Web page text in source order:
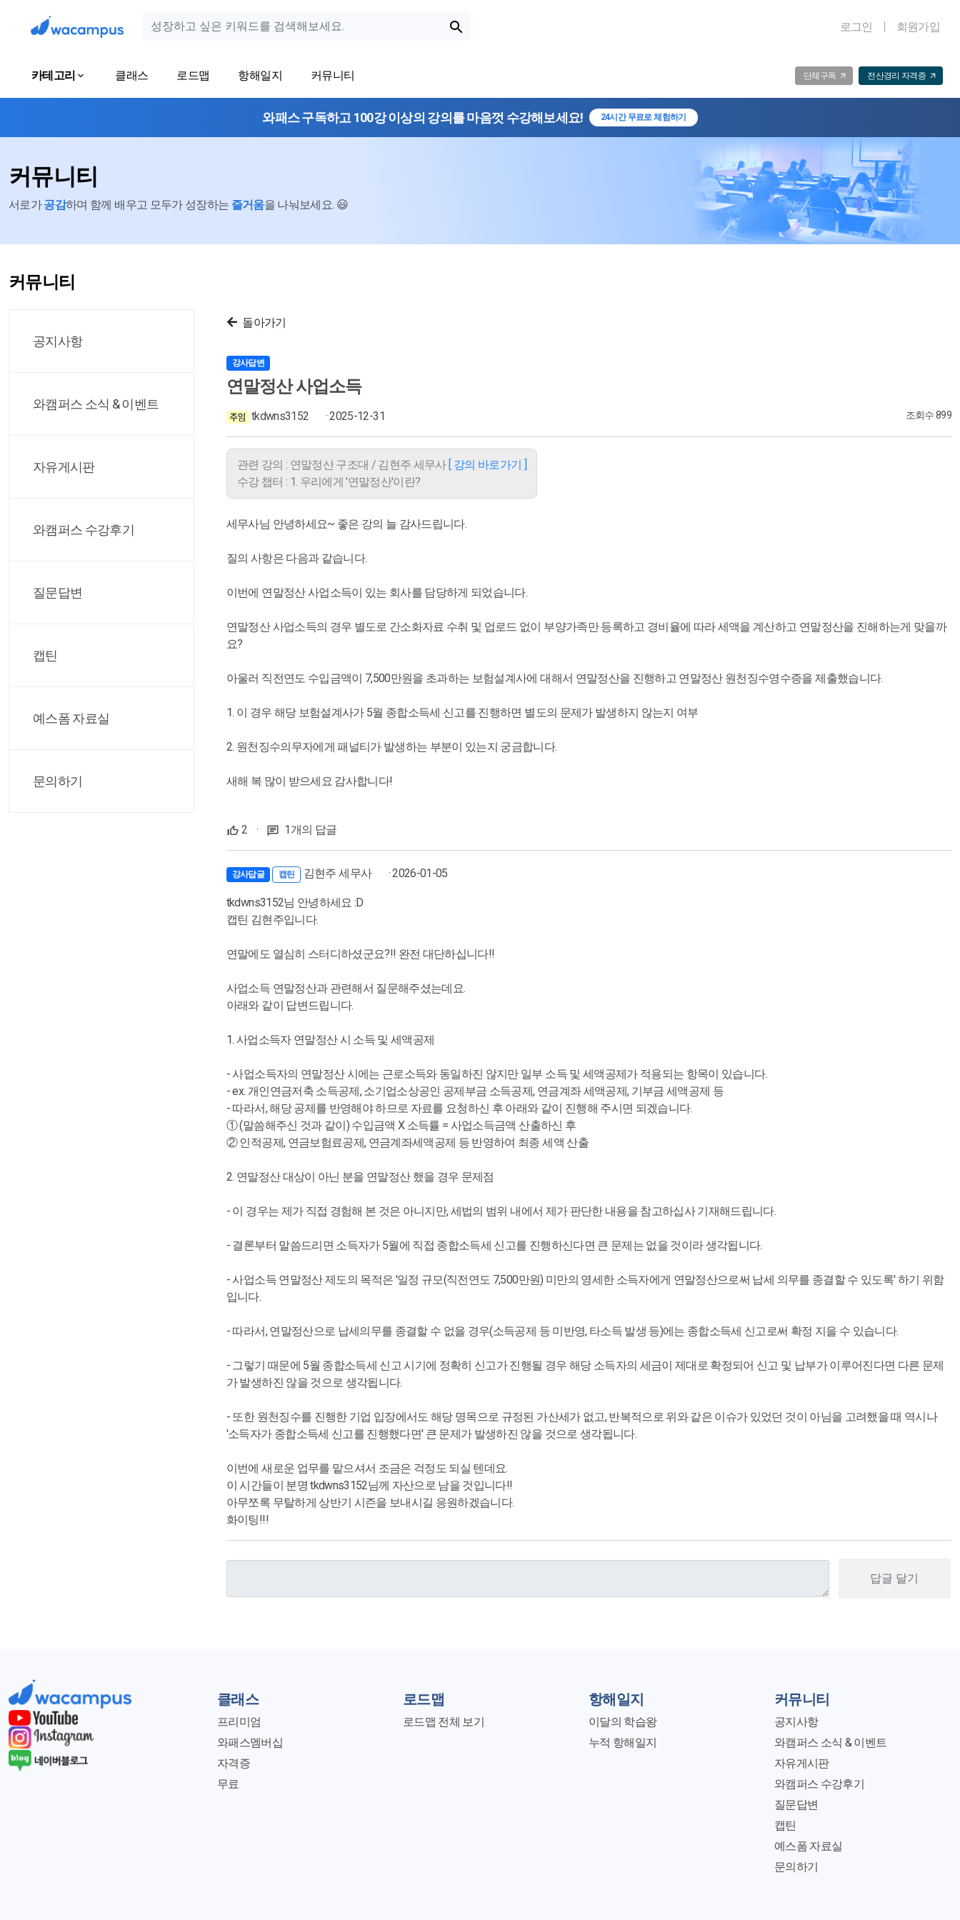
로그인 회원가입
카테고리 클래스 로드맵 항해일지 커뮤니티 단체구독 전산경리 자격증
와패스 구독하고 100강 이상의 강의를 마음껏 수강해보세요! 24시간 무료로 체험하기
커뮤니티
서로가공감하며 함께 배우고 모두가 성장하는 즐거움을 나눠보세요. 😃
커뮤니티
공지사항
와캠퍼스 소식 & 이벤트
자유게시판
와캠퍼스 수강후기
질문답변
캡틴
예스폼 자료실
문의하기
돌아가기
강사답변
연말정산 사업소득
tkdwns3152 · 2025-12-31 조회수 899
관련 강의 : 연말정산 구조대 / 김현주 세무사 [ 강의 바로가기 ]
수강 챕터 : 1. 우리에게 '연말정산'이란?
세무사님 안녕하세요~ 좋은 강의 늘 감사드립니다.
질의 사항은 다음과 같습니다.
이번에 연말정산 사업소득이 있는 회사를 담당하게 되었습니다.
연말정산 사업소득의 경우 별도로 간소화자료 수취 및 업로드 없이 부양가족만 등록하고 경비율에 따라 세액을 계산하고 연말정산을 진해하는게 맞을까
요?
아울러 직전연도 수입금액이 7,500만원을 초과하는 보험설계사에 대해서 연말정산을 진행하고 연말정산 원천징수영수증을 제출했습니다.
1. 이 경우 해당 보험설계사가 5월 종합소득세 신고를 진행하면 별도의 문제가 발생하지 않는지 여부
2. 원천징수의무자에게 패널티가 발생하는 부분이 있는지 궁금합니다.
새해 복 많이 받으세요 감사합니다!
2 · 1개의 답글
강사답글 캡틴 김현주 세무사 · 2026-01-05
tkdwns3152님 안녕하세요 :D
캡틴 김현주입니다.
연말에도 열심히 스터디하셨군요?!! 완전 대단하십니다!!
사업소득 연말정산과 관련해서 질문해주셨는데요.
아래와 같이 답변드립니다.
1. 사업소득자 연말정산 시 소득 및 세액공제
- 사업소득자의 연말정산 시에는 근로소득와 동일하진 않지만 일부 소득 및 세액공제가 적용되는 항목이 있습니다.
- ex. 개인연금저축 소득공제, 소기업소상공인 공제부금 소득공제, 연금계좌 세액공제, 기부금 세액공제 등
- 따라서, 해당 공제를 반영해야 하므로 자료를 요청하신 후 아래와 같이 진행해 주시면 되겠습니다.
① (말씀해주신 것과 같이) 수입금액 X 소득률 = 사업소득금액 산출하신 후
② 인적공제, 연금보험료공제, 연금계좌세액공제 등 반영하여 최종 세액 산출
2. 연말정산 대상이 아닌 분을 연말정산 했을 경우 문제점
- 이 경우는 제가 직접 경험해 본 것은 아니지만, 세법의 범위 내에서 제가 판단한 내용을 참고하십사 기재해드립니다.
- 결론부터 말씀드리면 소득자가 5월에 직접 종합소득세 신고를 진행하신다면 큰 문제는 없을 것이라 생각됩니다.
- 사업소득 연말정산 제도의 목적은 '일정 규모(직전연도 7,500만원) 미만의 영세한 소득자에게 연말정산으로써 납세 의무를 종결할 수 있도록' 하기 위함
입니다.
- 따라서, 연말정산으로 납세의무를 종결할 수 없을 경우(소득공제 등 미반영, 타소득 발생 등)에는 종합소득세 신고로써 확정 지을 수 있습니다.
- 그렇기 때문에 5월 종합소득세 신고 시기에 정확히 신고가 진행될 경우 해당 소득자의 세금이 제대로 확정되어 신고 및 납부가 이루어진다면 다른 문제
가 발생하진 않을 것으로 생각됩니다.
- 또한 원천징수를 진행한 기업 입장에서도 해당 명목으로 규정된 가산세가 없고, 반복적으로 위와 같은 이슈가 있었던 것이 아님을 고려했을 때 역시나
'소득자가 종합소득세 신고를 진행했다면' 큰 문제가 발생하진 않을 것으로 생각됩니다.
이번에 새로운 업무를 맡으셔서 조금은 걱정도 되실 텐데요.
이 시간들이 분명 tkdwns3152님께 자산으로 남을 것입니다!!
아무쪼록 무탈하게 상반기 시즌을 보내시길 응원하겠습니다.
화이팅!!!
답글 달기
클래스
프리미엄
와패스멤버십
자격증
무료
로드맵
로드맵 전체 보기
항해일지
이달의 학습왕
누적 항해일지
커뮤니티
공지사항
와캠퍼스 소식 & 이벤트
자유게시판
와캠퍼스 수강후기
질문답변
캡틴
예스폼 자료실
문의하기